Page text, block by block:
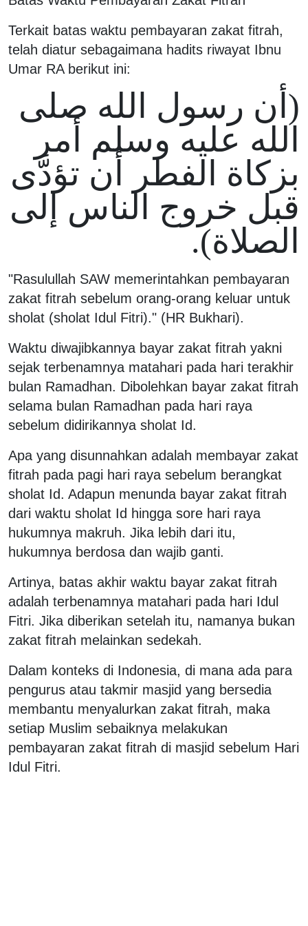
Terkait batas waktu pembayaran zakat fitrah,
telah diatur sebagaimana hadits riwayat Ibnu
Umar RA berikut ini:
(أن رسول الله صلى
الله عليه وسلم أمر
بزكاة الفطر أن تؤدَّى
قبل خروج الناس إلى
الصلاة).
"Rasulullah SAW memerintahkan pembayaran
zakat fitrah sebelum orang-orang keluar untuk
sholat (sholat Idul Fitri)." (HR Bukhari).
Waktu diwajibkannya bayar zakat fitrah yakni
sejak terbenamnya matahari pada hari terakhir
bulan Ramadhan. Dibolehkan bayar zakat fitrah
selama bulan Ramadhan pada hari raya
sebelum didirikannya sholat Id.
Apa yang disunnahkan adalah membayar zakat
fitrah pada pagi hari raya sebelum berangkat
sholat Id. Adapun menunda bayar zakat fitrah
dari waktu sholat Id hingga sore hari raya
hukumnya makruh. Jika lebih dari itu,
hukumnya berdosa dan wajib ganti.
Artinya, batas akhir waktu bayar zakat fitrah
adalah terbenamnya matahari pada hari Idul
Fitri. Jika diberikan setelah itu, namanya bukan
zakat fitrah melainkan sedekah.
Dalam konteks di Indonesia, di mana ada para
pengurus atau takmir masjid yang bersedia
membantu menyalurkan zakat fitrah, maka
setiap Muslim sebaiknya melakukan
pembayaran zakat fitrah di masjid sebelum Hari
Idul Fitri.